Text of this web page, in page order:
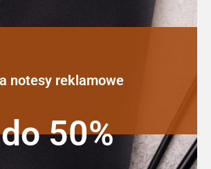
notesy reklamowe
do 50%